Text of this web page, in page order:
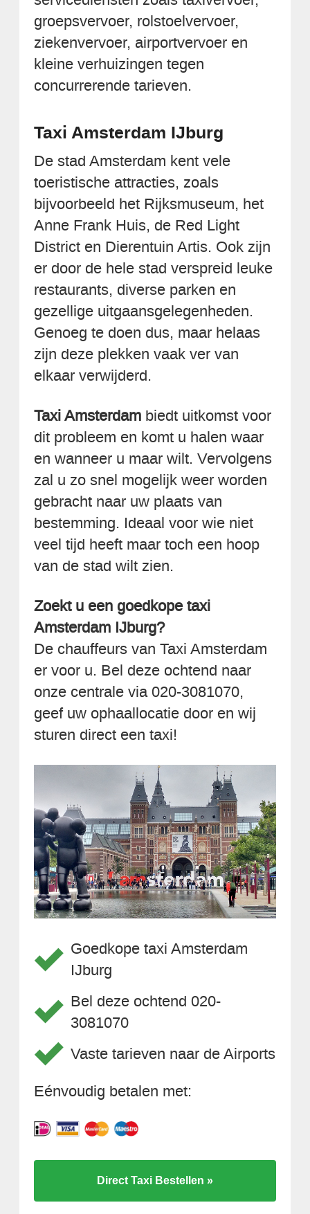
groepsvervoer, rolstoelvervoer,
ziekenvervoer, airportvervoer en
kleine verhuizingen tegen
concurrerende tarieven.
Taxi Amsterdam IJburg
De stad Amsterdam kent vele
toeristische attracties, zoals
bijvoorbeeld het Rijksmuseum, het
Anne Frank Huis, de Red Light
District en Dierentuin Artis. Ook zijn
er door de hele stad verspreid leuke
restaurants, diverse parken en
gezellige uitgaansgelegenheden.
Genoeg te doen dus, maar helaas
zijn deze plekken vaak ver van
elkaar verwijderd.
Taxi Amsterdam biedt uitkomst voor
dit probleem en komt u halen waar
en wanneer u maar wilt. Vervolgens
zal u zo snel mogelijk weer worden
gebracht naar uw plaats van
bestemming. Ideaal voor wie niet
veel tijd heeft maar toch een hoop
van de stad wilt zien.
Zoekt u een goedkope taxi
Amsterdam IJburg?
De chauffeurs van Taxi Amsterdam
er voor u. Bel deze ochtend naar
onze centrale via 020-3081070,
geef uw ophaallocatie door en wij
sturen direct een taxi!
Goedkope taxi Amsterdam
IJburg
Bel deze ochtend 020-
3081070
Vaste tarieven naar de Airports
Eénvoudig betalen met:
Direct Taxi Bestellen »